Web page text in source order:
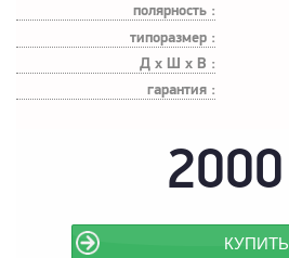
полярность :
типоразмер :
Д х Ш х В :
гарантия :
2000
КУПИТЬ